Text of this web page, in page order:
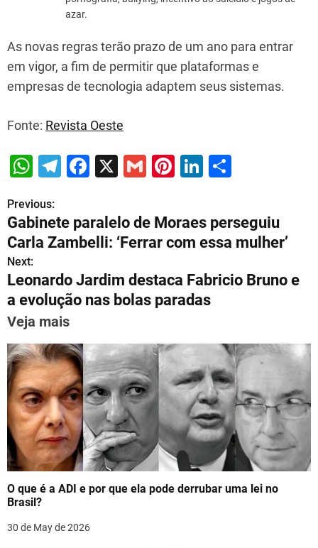
azar.
As novas regras terão prazo de um ano para entrar
em vigor, a fim de permitir que plataformas e
empresas de tecnologia adaptem seus sistemas.
Fonte: Revista Oeste
W
at
s
A
p
p
T
gr
a
m
F
e
b
o
o
X
G
ai
l
Pi
e
st
Li
e
dI
n
e
P
o
s
t
n
a
v
i
g
a
t
i
o
Previous:
Gabinete paralelo de Moraes perseguiu
Carla Zambelli: ‘Ferrar com essa mulher’
Next:
Leonardo Jardim destaca Fabricio Bruno e
a evolução nas bolas paradas
Veja mais
O que é a ADI e por que ela pode derrubar uma lei no
Brasil?
30 de May de 2026